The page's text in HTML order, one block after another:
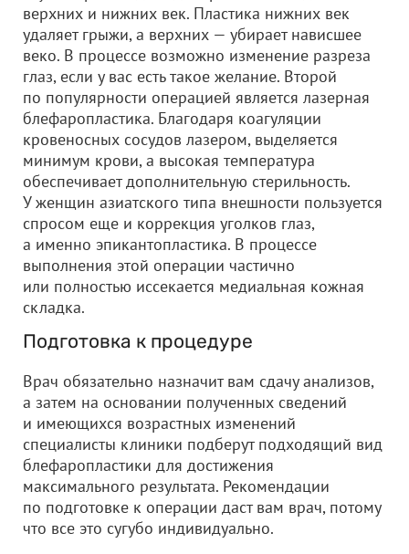
верхних и нижних век. Пластика нижних век
удаляет грыжи, а верхних — убирает нависшее
веко. В процессе возможно изменение разреза
глаз, если у вас есть такое желание. Второй
по популярности операцией является лазерная
блефаропластика. Благодаря коагуляции
кровеносных сосудов лазером, выделяется
минимум крови, а высокая температура
обеспечивает дополнительную стерильность.
У женщин азиатского типа внешности пользуется
спросом еще и коррекция уголков глаз,
а именно эпикантопластика. В процессе
выполнения этой операции частично
или полностью иссекается медиальная кожная
складка.
Подготовка к процедуре
Врач обязательно назначит вам сдачу анализов,
а затем на основании полученных сведений
и имеющихся возрастных изменений
специалисты клиники подберут подходящий вид
блефаропластики для достижения
максимального результата. Рекомендации
по подготовке к операции даст вам врач, потому
что все это сугубо индивидуально.